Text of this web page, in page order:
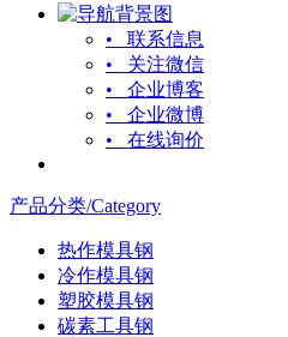
• 联系信息
• 关注微信
• 企业博客
• 企业微博
• 在线询价
产品分类/Category
热作模具钢
冷作模具钢
塑胶模具钢
碳素工具钢